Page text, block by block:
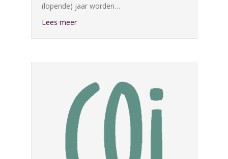
(lopende) jaar worden…
Lees meerabout CQI Jaarrapport Beschikbaar